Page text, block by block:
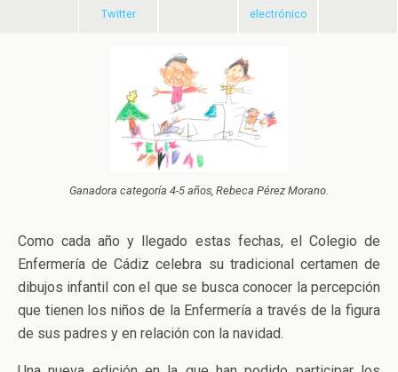
Twitter
electrónico
Ganadora categoría 4-5 años, Rebeca Pérez Morano.
Como cada año y llegado estas fechas, el Colegio de
Enfermería de Cádiz celebra su tradicional certamen de
dibujos infantil con el que se busca conocer la percepción
que tienen los niños de la Enfermería a través de la figura
de sus padres y en relación con la navidad.